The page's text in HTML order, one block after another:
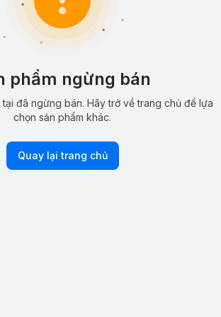
phẩm ngừng bán
tại đã ngừng bán. Hãy trở về trang chủ để lựa
chọn sản phẩm khác.
Quay lại trang chủ